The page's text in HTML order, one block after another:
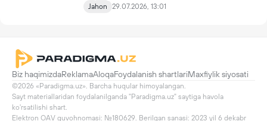
Jahon
29.07.2026, 13:01
Biz haqimizdaReklamaAloqaFoydalanish shartlariMaxfiylik siyosati
©2026 «Paradigma.uz». Barcha huqular himoyalangan.
Sayt materiallaridan foydalanilganda "Paradigma.uz" saytiga havola
ko'rsatilishi shart.
Elektron OAV guvohnomasi: №180629. Berilgan sanasi: 2023 yil 6 dekabr